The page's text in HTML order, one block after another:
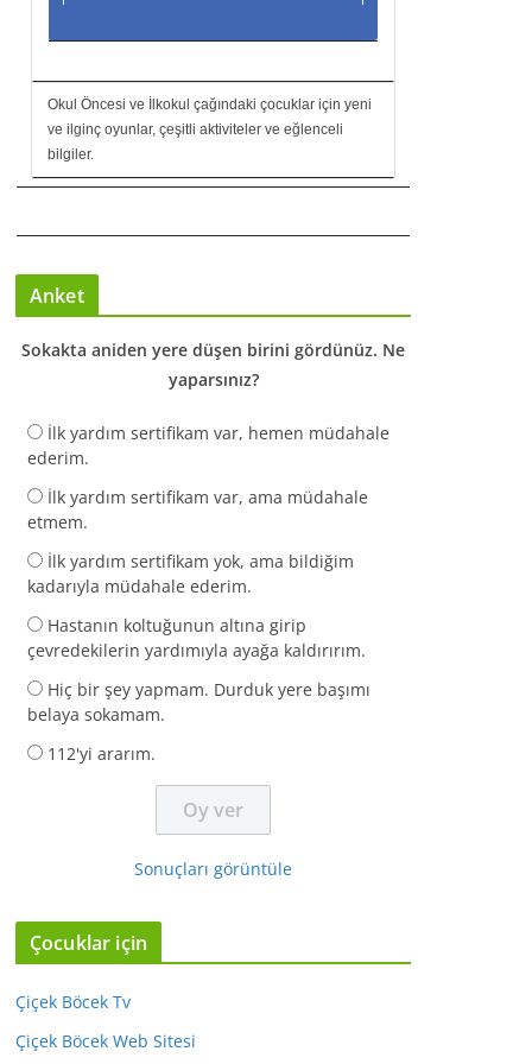
Okul Öncesi ve İlkokul çağındaki çocuklar için yeni
ve ilginç oyunlar, çeşitli aktiviteler ve eğlenceli
bilgiler.
Anket
Sokakta aniden yere düşen birini gördünüz. Ne
yaparsınız?
İlk yardım sertifikam var, hemen müdahale
ederim.
İlk yardım sertifikam var, ama müdahale
etmem.
İlk yardım sertifikam yok, ama bildiğim
kadarıyla müdahale ederim.
Hastanın koltuğunun altına girip
çevredekilerin yardımıyla ayağa kaldırırım.
Hiç bir şey yapmam. Durduk yere başımı
belaya sokamam.
112'yi ararım.
Sonuçları görüntüle
Çocuklar için
Çiçek Böcek Tv
Çiçek Böcek Web Sitesi